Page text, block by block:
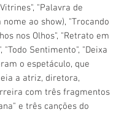
"Palavra de
nome ao show), "Trocando
nos Olhos", "Retrato em
"Todo Sentimento", "Deixa
o espetáculo, que
a atriz, diretora,
com três fragmentos
e três canções do